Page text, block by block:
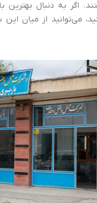
اگر به دنبال بهترین
می‌توانید از میان این